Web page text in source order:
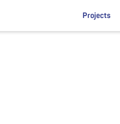
Projects